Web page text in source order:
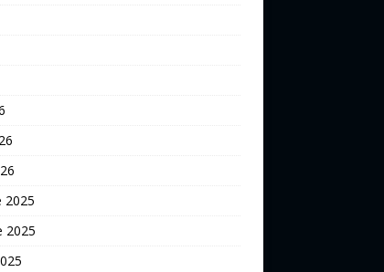
2025
2025